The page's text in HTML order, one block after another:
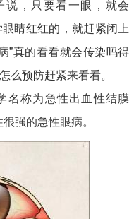
， 只要看一眼， 就会
睛红红的， 就赶紧闭上
”真的看看就会传染吗得
么预防赶紧来看看。
名称为急性出血性结膜
强的急性眼病。